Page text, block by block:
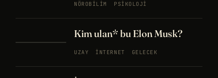
NÖROBILIM PSIKOLOJI
Kim ulan* bu Elon Musk?
UZAY İNTERNET GELECEK